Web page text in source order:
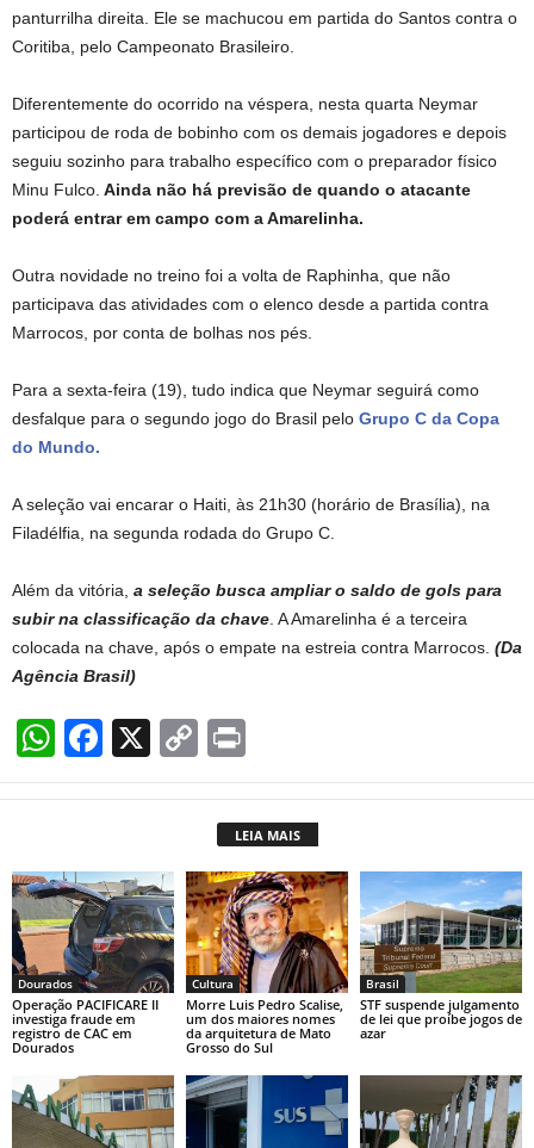
panturrilha direita. Ele se machucou em partida do Santos contra o
Coritiba, pelo Campeonato Brasileiro.
Diferentemente do ocorrido na véspera, nesta quarta Neymar
participou de roda de bobinho com os demais jogadores e depois
seguiu sozinho para trabalho específico com o preparador físico
Minu Fulco. Ainda não há previsão de quando o atacante
poderá entrar em campo com a Amarelinha.
Outra novidade no treino foi a volta de Raphinha, que não
participava das atividades com o elenco desde a partida contra
Marrocos, por conta de bolhas nos pés.
Para a sexta-feira (19), tudo indica que Neymar seguirá como
desfalque para o segundo jogo do Brasil pelo Grupo C da Copa
do Mundo.
A seleção vai encarar o Haiti, às 21h30 (horário de Brasília), na
Filadélfia, na segunda rodada do Grupo C.
Além da vitória, a seleção busca ampliar o saldo de gols para
subir na classificação da chave . A Amarelinha é a terceira
colocada na chave, após o empate na estreia contra Marrocos. (Da
Agência Brasil)
W
h
at
A
p
p
F
a
c
b
o
o
k
X
C
o
p
Li
n
k
in
t
LEIA MAIS
Dourados
Operação PACIFICARE II
investiga fraude em
registro de CAC em
Dourados
Cultura
Morre Luis Pedro Scalise,
um dos maiores nomes
da arquitetura de Mato
Grosso do Sul
Brasil
STF suspende julgamento
de lei que proíbe jogos de
azar